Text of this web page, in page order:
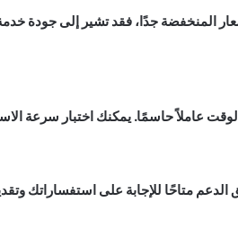
المنخفضة جدًا، فقد تشير إلى جودة
عاملاً حاسمًا. يمكنك اختبار سرعة
متاحًا للإجابة على استفساراتك